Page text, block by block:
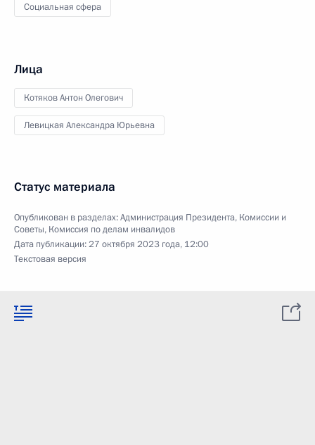
Социальная сфера
Лица
Котяков Антон Олегович
Левицкая Александра Юрьевна
Статус материала
Опубликован в разделах:Администрация Президента, Комиссии и
Советы, Комиссия по делам инвалидов
Дата публикации:27 октября 2023 года, 12:00
Текстовая версия